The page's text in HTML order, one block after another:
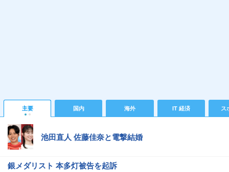
主要 国内 海外 IT 経済 ス
池田直人 佐藤佳奈と電撃結婚
銀メダリスト 本多灯被告を起訴